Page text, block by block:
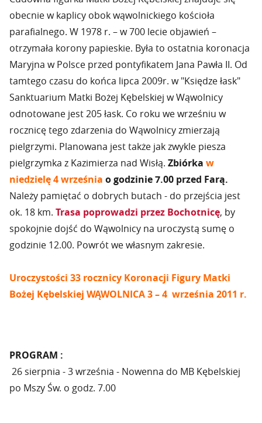
obecnie w kaplicy obok wąwolnickiego kościoła
parafialnego. W 1978 r. – w 700 lecie objawień –
otrzymała korony papieskie. Była to ostatnia koronacja
Maryjna w Polsce przed pontyfikatem Jana Pawła II. Od
tamtego czasu do końca lipca 2009r. w "Księdze łask"
Sanktuarium Matki Bożej Kębelskiej w Wąwolnicy
odnotowane jest 205 łask. Co roku we wrześniu w
rocznicę tego zdarzenia do Wąwolnicy zmierzają
pielgrzymi. Planowana jest także jak zwykle piesza
pielgrzymka z Kazimierza nad Wisłą. Zbiórka w
niedzielę 4 września o godzinie 7.00 przed Farą.
Należy pamiętać o dobrych butach - do przejścia jest
ok. 18 km. Trasa poprowadzi przez Bochotnicę, by
spokojnie dojść do Wąwolnicy na uroczystą sumę o
godzinie 12.00. Powrót we własnym zakresie.
Uroczystości 33 rocznicy Koronacji Figury Matki
Bożej Kębelskiej WĄWOLNICA 3 – 4 września 2011 r.
PROGRAM :
26 sierpnia - 3 września - Nowenna do MB Kębelskiej
po Mszy Św. o godz. 7.00